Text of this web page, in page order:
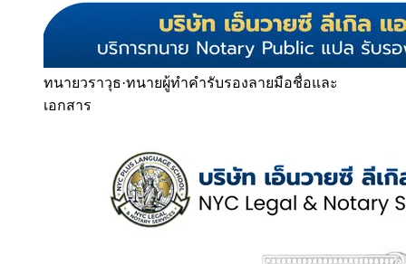
ทนายวราวุธ·ทนายผู้ทำคำรับรองลายมือชื่อและ
เอกสาร